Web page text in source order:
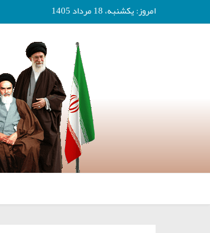
امروز: یکشنبه، 18 مرداد 1405